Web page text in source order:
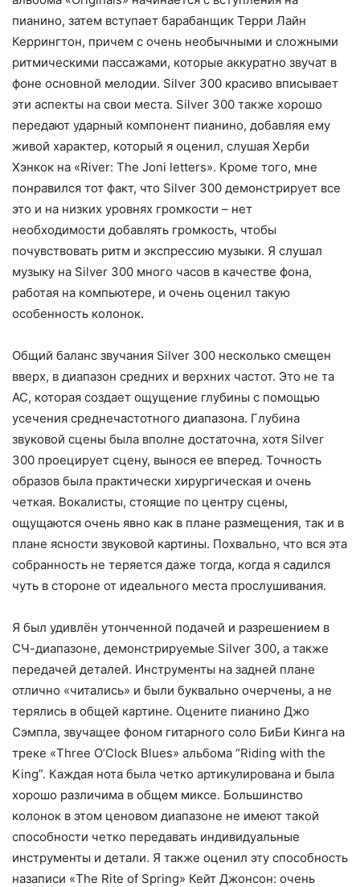
пианино, затем вступает барабанщик Терри Лайн
Керрингтон, причем с очень необычными и сложными
ритмическими пассажами, которые аккуратно звучат в
фоне основной мелодии. Silver 300 красиво вписывает
эти аспекты на свои места. Silver 300 также хорошо
передают ударный компонент пианино, добавляя ему
живой характер, который я оценил, слушая Херби
Хэнкок на «River: The Joni letters». Кроме того, мне
понравился тот факт, что Silver 300 демонстрирует все
это и на низких уровнях громкости – нет
необходимости добавлять громкость, чтобы
почувствовать ритм и экспрессию музыки. Я слушал
музыку на Silver 300 много часов в качестве фона,
работая на компьютере, и очень оценил такую
особенность колонок.
Общий баланс звучания Silver 300 несколько смещен
вверх, в диапазон средних и верхних частот. Это не та
АС, которая создает ощущение глубины с помощью
усечения среднечастотного диапазона. Глубина
звуковой сцены была вполне достаточна, хотя Silver
300 проецирует сцену, вынося ее вперед. Точность
образов была практически хирургическая и очень
четкая. Вокалисты, стоящие по центру сцены,
ощущаются очень явно как в плане размещения, так и в
плане ясности звуковой картины. Похвально, что вся эта
собранность не теряется даже тогда, когда я садился
чуть в стороне от идеального места прослушивания.
Я был удивлён утонченной подачей и разрешением в
СЧ-диапазоне, демонстрируемые Silver 300, а также
передачей деталей. Инструменты на задней плане
отлично «читались» и были буквально очерчены, а не
терялись в общей картине. Оцените пианино Джо
Сэмпла, звучащее фоном гитарного соло БиБи Кинга на
треке «Three O’Clock Blues» альбома “Riding with the
King”. Каждая нота была четко артикулирована и была
хорошо различима в общем миксе. Большинство
колонок в этом ценовом диапазоне не имеют такой
способности четко передавать индивидуальные
инструменты и детали. Я также оценил эту способность
назаписи «The Rite of Spring» Кейт Джонсон: очень